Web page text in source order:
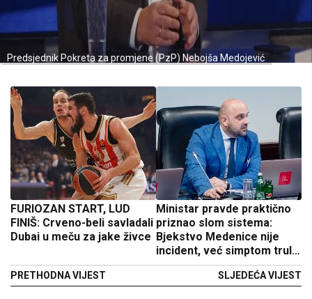
Predsjednik Pokreta za promjene (PzP) Nebojša Medojević
FURIOZAN START, LUD
FINIŠ: Crveno-beli savladali
Dubai u meču za jake živce
PRETHODNA VIJEST
Ministar pravde praktično
priznao slom sistema:
Bjekstvo Medenice nije
incident, već simptom trule
države
SLJEDEĆA VIJEST